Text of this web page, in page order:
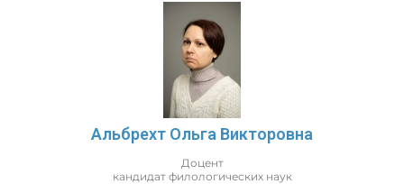
Альбрехт Ольга Викторовна
Доцент
кандидат филологических наук